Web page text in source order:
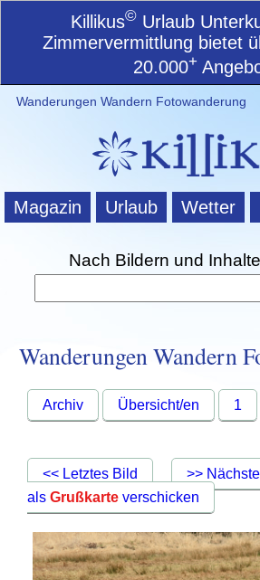
Killikus© Urlaub
Zimmervermittlung bietet
20.000+
Wanderungen Wandern Fotowanderung
Magazin Urlaub Wetter
Nach Bildern und
Wanderungen Wandern
Archiv Übersicht/en 1
<< Letztes Bild >>
alsGrußkarte verschicken